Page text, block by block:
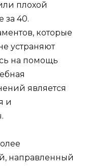
плохой
за 40.
которые
устраняют
на помощь
является
и
направленный